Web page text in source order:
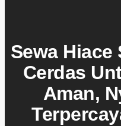
Sewa Hiace
Cerdas
Aman,